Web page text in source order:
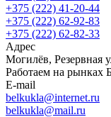
+375 (222) 41-20-44
+375 (222) 62-92-83
+375 (222) 62-82-33
Адрес
Могилёв, Резервная
Работаем на рынках
E-mail
belkukla@internet.ru
belkukla@mail.ru